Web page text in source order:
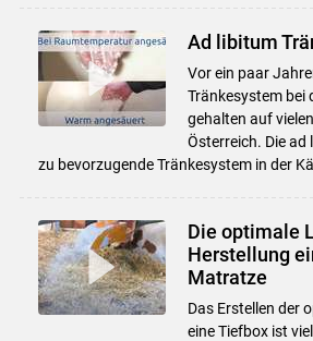
Ad libitum
Vor ein paar
Tränkesystem bei
gehalten auf
Österreich. Die ad
zu bevorzugende Tränkesystem in der
Die optimale
Herstellung
Matratze
Das Erstellen der
eine Tiefbox ist